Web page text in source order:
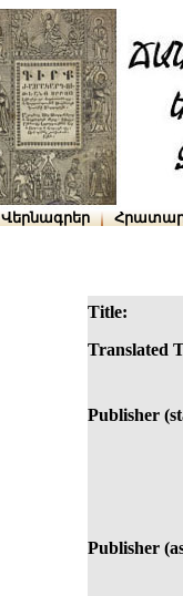
Վերնագրեր
Title:
Translated
Publisher
Publisher